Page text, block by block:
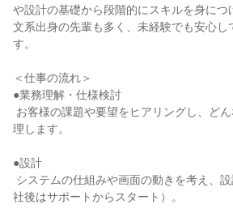
や設計の基礎から段階的にスキルを身につ
文系出身の先輩も多く、未経験でも安心し
す。
＜仕事の流れ＞
●業務理解・仕様検討
理します。
●設計
社後はサポートからスタート）。